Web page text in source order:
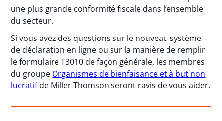
une plus grande conformité fiscale dans l’ensemble
du secteur.
Si vous avez des questions sur le nouveau système
de déclaration en ligne ou sur la manière de remplir
le formulaire T3010 de façon générale, les membres
du groupe Organismes de bienfaisance et à but non
lucratifde Miller Thomson seront ravis de vous aider.